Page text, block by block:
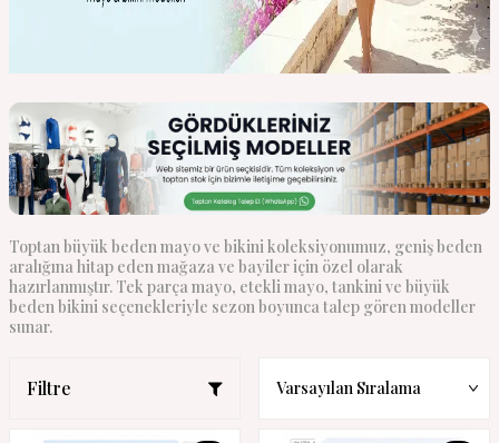
Toptan büyük beden mayo ve bikini koleksiyonumuz, geniş beden
aralığına hitap eden mağaza ve bayiler için özel olarak
hazırlanmıştır. Tek parça mayo, etekli mayo, tankini ve büyük
beden bikini seçenekleriyle sezon boyunca talep gören modeller
sunar.
Filtre